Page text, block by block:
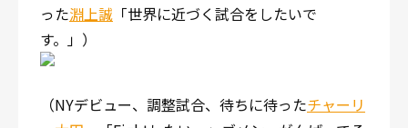
った淵上誠 「世界に近づく試合をしたいで
す。」）
（NYデビュー、調整試合、待ちに待ったチャーリ